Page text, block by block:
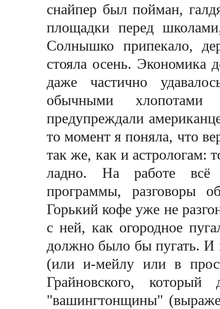
снайпер был пойман,
площадки перед
Солнышко припекало,
стояла осень. Экономика
даже частично
обычными хлопотами
предупреждали
то момент я поняла, что
так же, как и астрологам:
ладно. На работе всё
программы, разговоры
Горький кофе уже не
с ней, как огородное
должно было бы пугать. И
(или и-мейлу или в
Грайновского, который
"вашингтонщины"